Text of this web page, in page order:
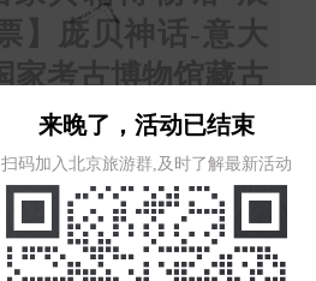
】庞贝神话-意大
家考古博物馆藏古
品文物展
按钮查看团购详情
来晚了，活动已结束
扫码加入北京旅游群,及时了解最新活动